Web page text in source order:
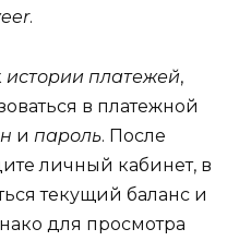
.
истории платежей,
в платежной
и пароль. После
личный кабинет, в
текущий баланс и
для просмотра